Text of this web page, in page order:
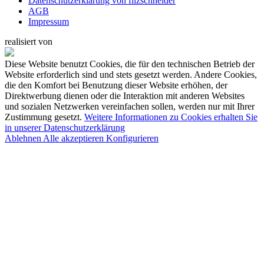
AGB
Impressum
realisiert von
Diese Website benutzt Cookies, die für den technischen Betrieb der
Website erforderlich sind und stets gesetzt werden. Andere Cookies,
die den Komfort bei Benutzung dieser Website erhöhen, der
Direktwerbung dienen oder die Interaktion mit anderen Websites
und sozialen Netzwerken vereinfachen sollen, werden nur mit Ihrer
Zustimmung gesetzt. Weitere Informationen zu Cookies erhalten Sie
in unserer Datenschutzerklärung
Ablehnen Alle akzeptieren Konfigurieren